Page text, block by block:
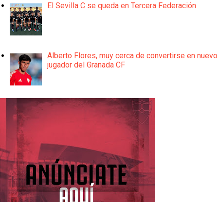
El Sevilla C se queda en Tercera Federación
Alberto Flores, muy cerca de convertirse en nuevo
jugador del Granada CF